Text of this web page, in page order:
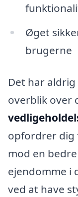
Øget
brugerne
Det har
overblik over
opfordrer dig
mod en
ejendomme i
ved at have